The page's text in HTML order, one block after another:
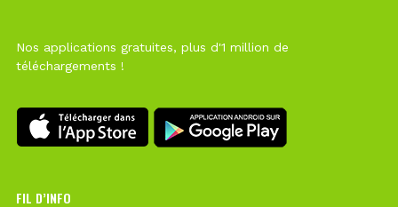
Nos applications gratuites, plus d'1 million de
téléchargements !
FIL D’INFO